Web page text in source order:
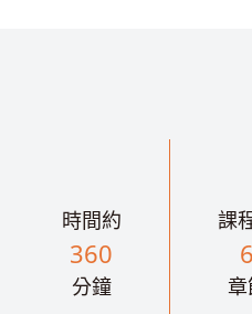
時間約
360
分鐘
課
6